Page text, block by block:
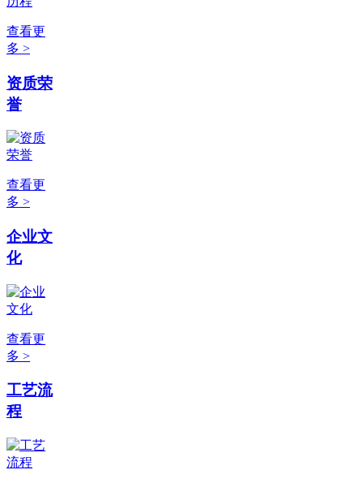
查看更
多 >
资质荣
誉
查看更
多 >
企业文
化
查看更
多 >
工艺流
程